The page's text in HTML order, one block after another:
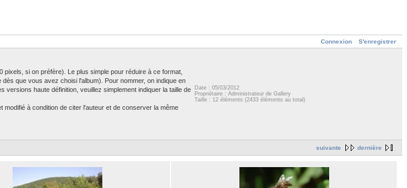
Connexion S'enregistrer
si on préfère). Le plus simple pour réduire à ce format,
que vous avez choisi l'album). Pour nommer, on indique en
haute définition, veuillez simplement indiquer la taille de
à condition de citer l'auteur et de conserver la même
Date : 05/03/2012
Propriétaire : Administrateur de Gallery
Taille : 12 éléments (2433 éléments au total)
suivante dernière